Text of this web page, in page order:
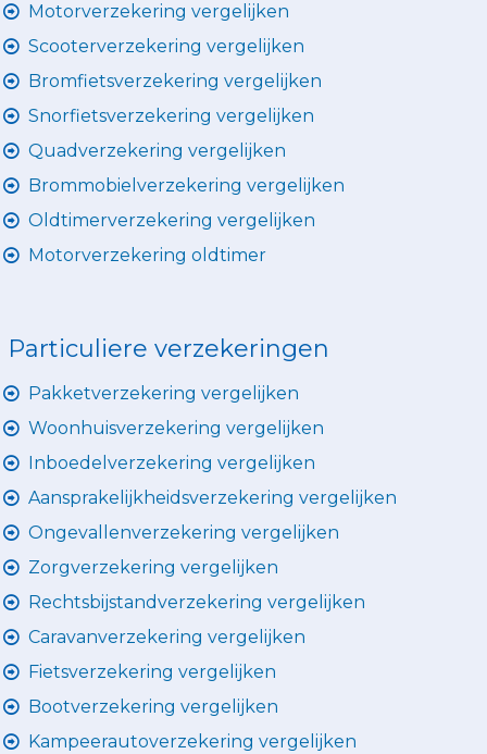
Motorverzekering vergelijken
Scooterverzekering vergelijken
Bromfietsverzekering vergelijken
Snorfietsverzekering vergelijken
Quadverzekering vergelijken
Brommobielverzekering vergelijken
Oldtimerverzekering vergelijken
Motorverzekering oldtimer
Particuliere verzekeringen
Pakketverzekering vergelijken
Woonhuisverzekering vergelijken
Inboedelverzekering vergelijken
Aansprakelijkheidsverzekering vergelijken
Ongevallenverzekering vergelijken
Zorgverzekering vergelijken
Rechtsbijstandverzekering vergelijken
Caravanverzekering vergelijken
Fietsverzekering vergelijken
Bootverzekering vergelijken
Kampeerautoverzekering vergelijken